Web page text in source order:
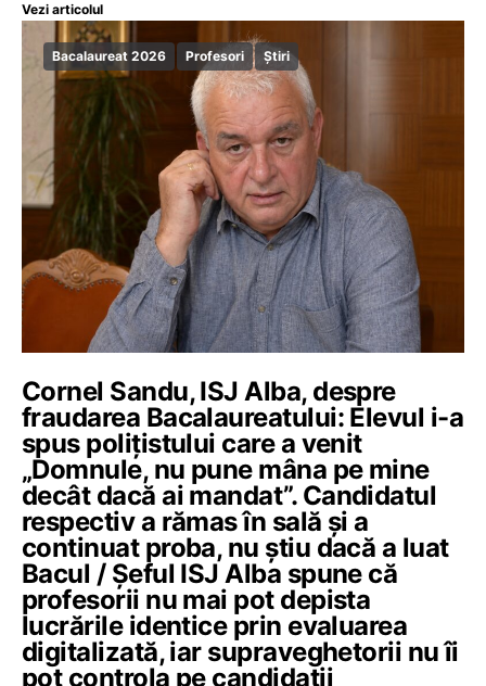
Vezi articolul
Bacalaureat 2026 Profesori Știri
Cornel Sandu, ISJ Alba, despre
fraudarea Bacalaureatului: Elevul i-a
spus polițistului care a venit
„Domnule, nu pune mâna pe mine
decât dacă ai mandat”. Candidatul
respectiv a rămas în sală și a
continuat proba, nu știu dacă a luat
Bacul / Șeful ISJ Alba spune că
profesorii nu mai pot depista
lucrările identice prin evaluarea
digitalizată, iar supraveghetorii nu îi
pot controla pe candidații